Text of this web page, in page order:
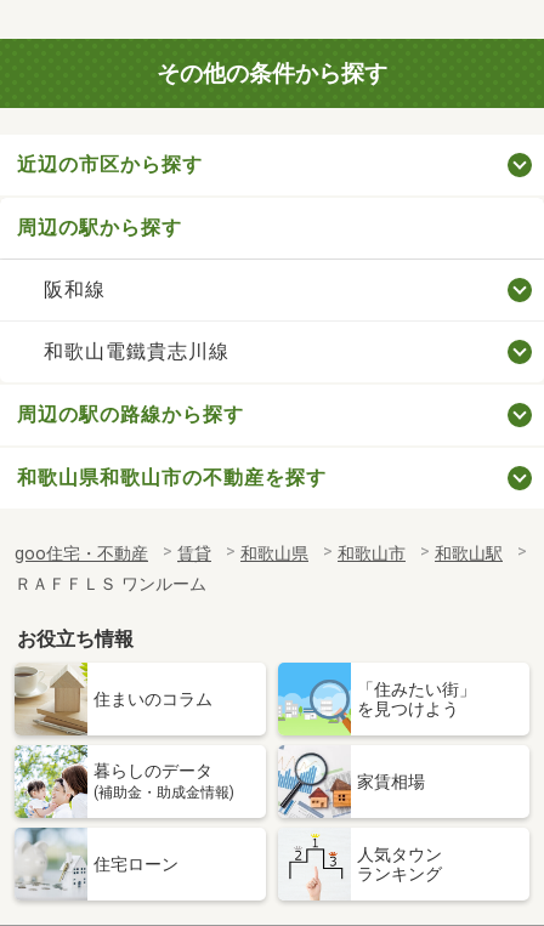
その他の条件から探す
近辺の市区から探す
周辺の駅から探す
阪和線
和歌山電鐵貴志川線
周辺の駅の路線から探す
和歌山県和歌山市の不動産を探す
goo住宅・不動産 賃貸 和歌山県 和歌山市
和歌山駅
ＲＡＦＦＬＳ ワンルーム
お役立ち情報
住まいのコラム
「住みたい街」
を見つけよう
暮らしのデータ
(補助金・助成金情報)
家賃相場
住宅ローン
人気タウン
ランキング